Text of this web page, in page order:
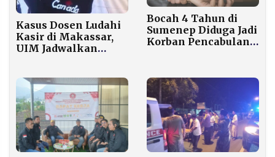
Kasus Dosen Ludahi
Kasir di Makassar,
UIM Jadwalkan
Bocah 4 Tahun di
Sumenep Diduga Jadi
Korban Pencabulan